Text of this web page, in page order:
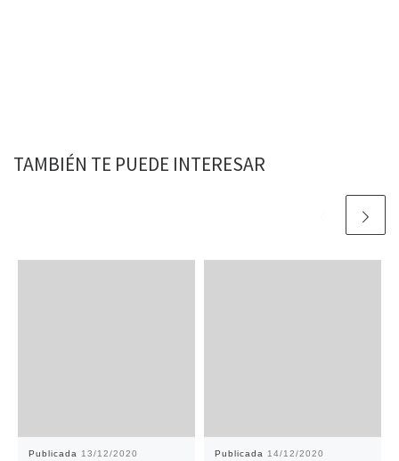
TAMBIÉN TE PUEDE INTERESAR
Publicada 13/12/2020 Publicada 14/12/2020